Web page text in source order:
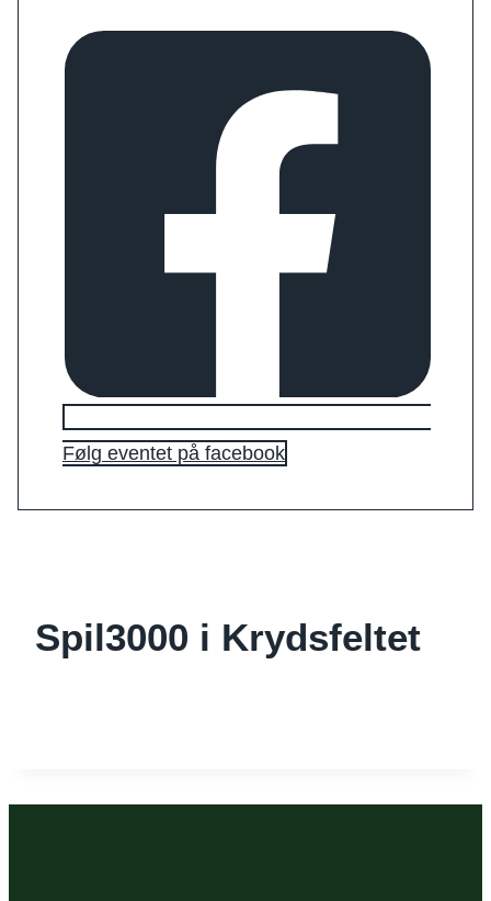
Følg eventet på facebook
Spil3000 i Krydsfeltet